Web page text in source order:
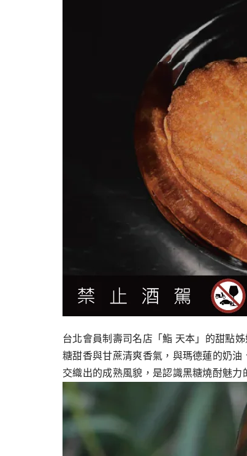
台北會員制壽司名店「鮨 天本」的甜點
糖甜香與⽢蔗清爽香氣，與瑪德蓮的奶
交織出的成熟風貌，是認識⿊糖燒酎魅